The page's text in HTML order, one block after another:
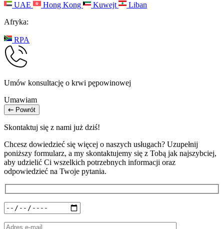
UAE Hong Kong Kuwejt
Liban
Afryka:
RPA
Umów konsultację o krwi pępowinowej
Umawiam
Powrót
Skontaktuj się z nami już dziś!
Chcesz dowiedzieć się więcej o naszych usługach? Uzupełnij
poniższy formularz, a my skontaktujemy się z Tobą jak najszybciej,
aby udzielić Ci wszelkich potrzebnych informacji oraz
odpowiedzieć na Twoje pytania.